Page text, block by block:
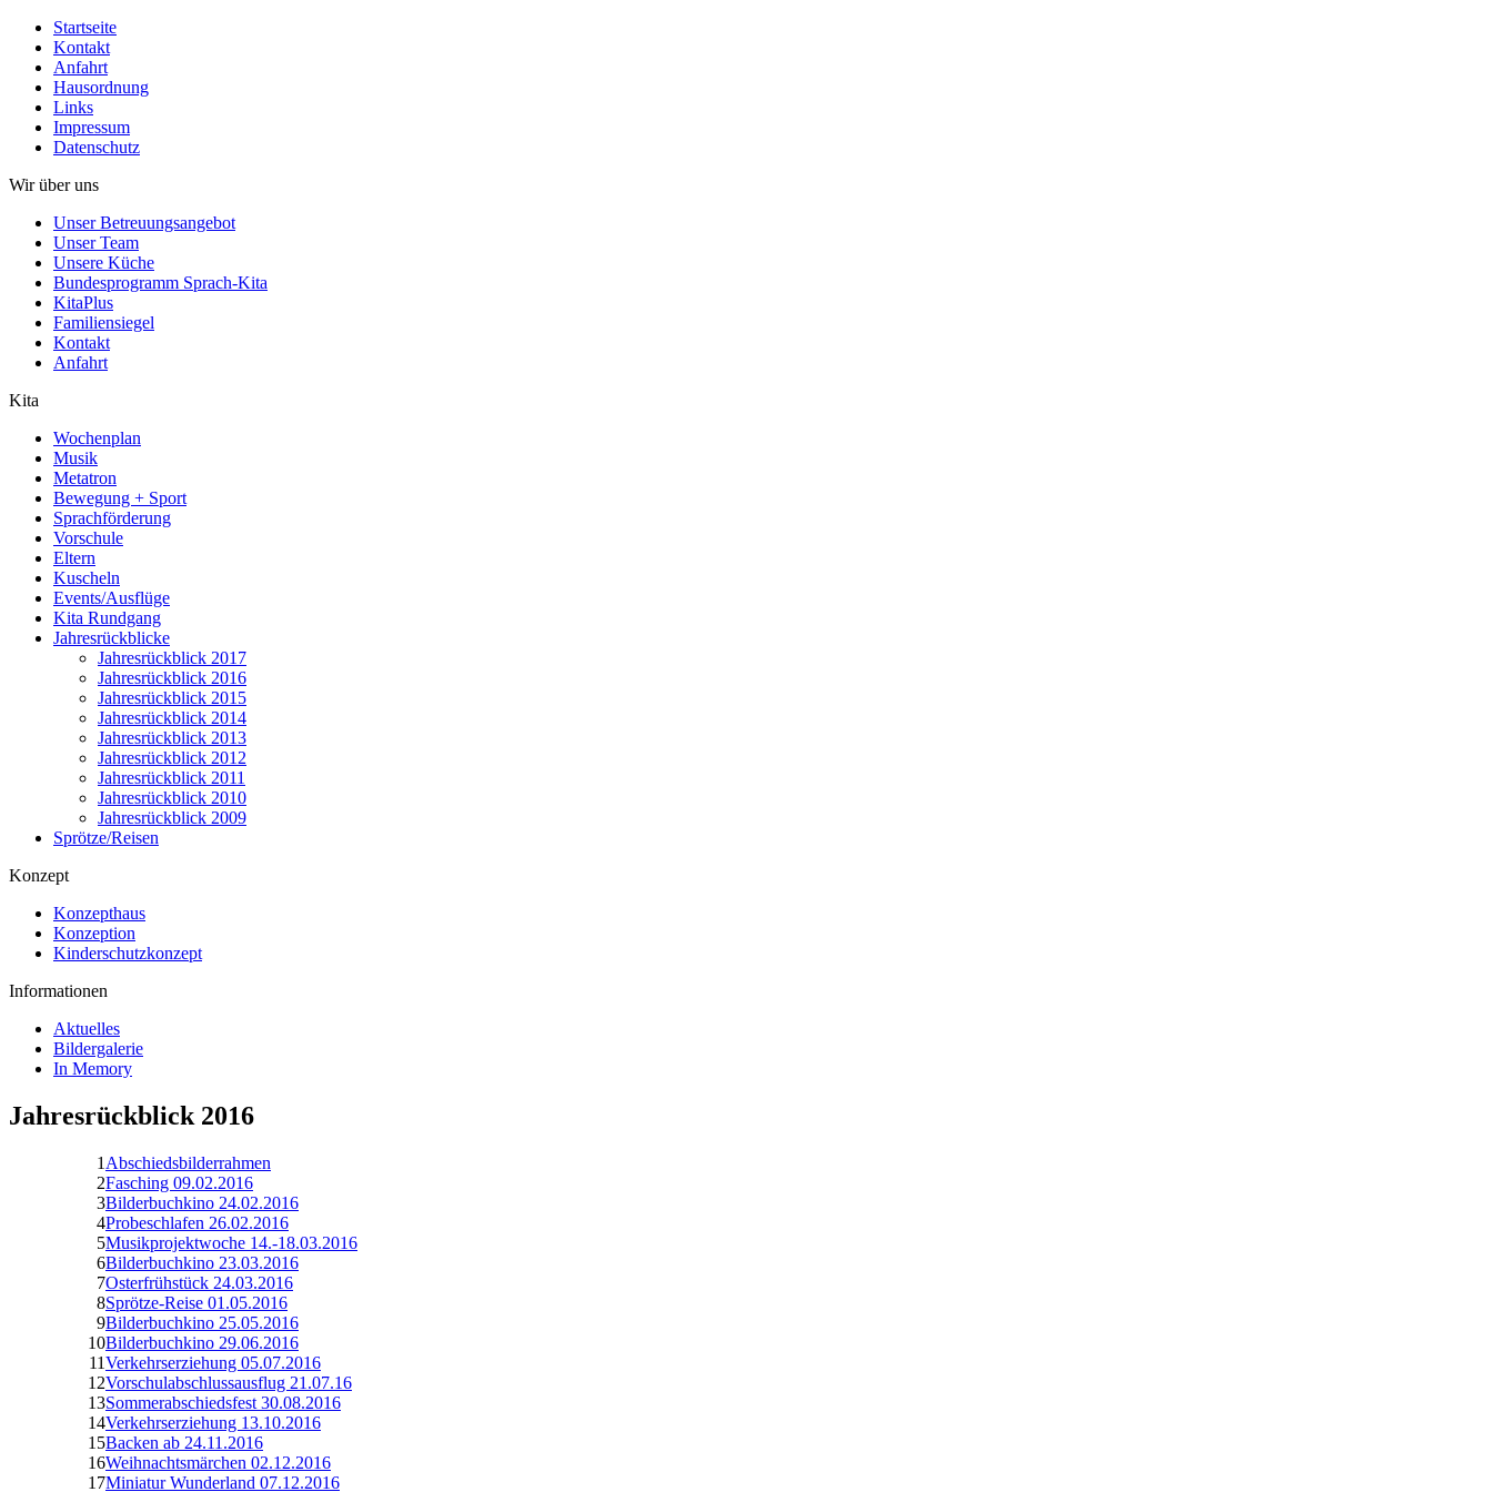
Startseite
Kontakt
Anfahrt
Hausordnung
Links
Impressum
Datenschutz
Wir über uns
Unser Betreuungsangebot
Unser Team
Unsere Küche
Bundesprogramm Sprach-Kita
KitaPlus
Familiensiegel
Kontakt
Anfahrt
Kita
Wochenplan
Musik
Metatron
Bewegung + Sport
Sprachförderung
Vorschule
Eltern
Kuscheln
Events/Ausflüge
Kita Rundgang
Jahresrückblicke
Jahresrückblick 2017
Jahresrückblick 2016
Jahresrückblick 2015
Jahresrückblick 2014
Jahresrückblick 2013
Jahresrückblick 2012
Jahresrückblick 2011
Jahresrückblick 2010
Jahresrückblick 2009
Sprötze/Reisen
Konzept
Konzepthaus
Konzeption
Kinderschutzkonzept
Informationen
Aktuelles
Bildergalerie
In Memory
Jahresrückblick 2016
1 Abschiedsbilderrahmen
2Fasching 09.02.2016
3Bilderbuchkino 24.02.2016
4Probeschlafen 26.02.2016
5Musikprojektwoche 14.-18.03.2016
6Bilderbuchkino 23.03.2016
7Osterfrühstück 24.03.2016
8Sprötze-Reise 01.05.2016
9Bilderbuchkino 25.05.2016
10Bilderbuchkino 29.06.2016
11Verkehrserziehung 05.07.2016
12Vorschulabschlussausflug 21.07.16
13Sommerabschiedsfest 30.08.2016
14Verkehrserziehung 13.10.2016
15Backen ab 24.11.2016
16Weihnachtsmärchen 02.12.2016
17Miniatur Wunderland 07.12.2016